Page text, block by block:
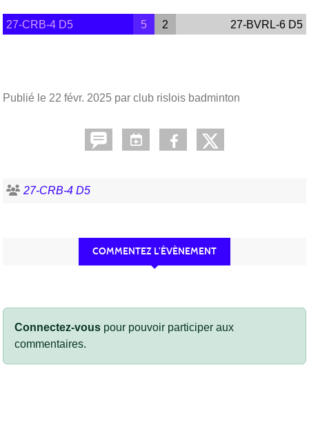
27-CRB-4 D5 5 2 27-BVRL-6 D5
Publié le 22 févr. 2025 par club rislois badminton
27-CRB-4 D5
COMMENTEZ L’ÉVÈNEMENT
Connectez-vous pour pouvoir participer aux
commentaires.